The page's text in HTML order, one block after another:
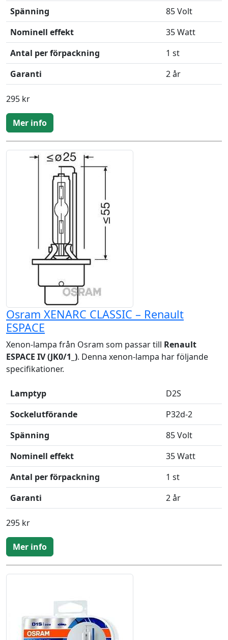
Spänning
85 Volt
Nominell effekt
35 Watt
Antal per förpackning
1 st
Garanti
2 år
295 kr
Mer info
Osram XENARC CLASSIC – Renault
ESPACE
Xenon-lampa från Osram som passar till Renault
ESPACE IV (JK0/1_). Denna xenon-lampa har följande
specifikationer.
Lamptyp
D2S
Sockelutförande
P32d-2
Spänning
85 Volt
Nominell effekt
35 Watt
Antal per förpackning
1 st
Garanti
2 år
295 kr
Mer info